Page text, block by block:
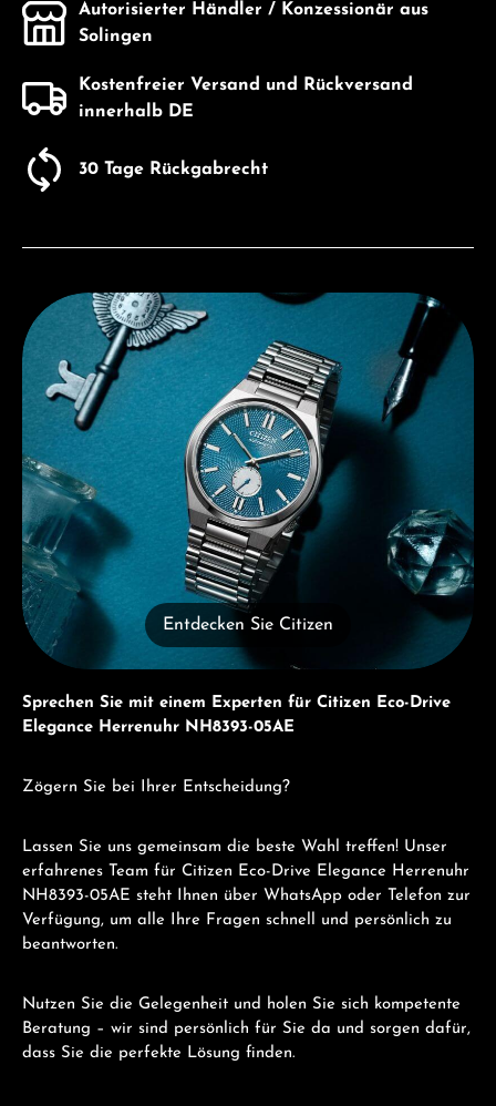
Autorisierter Händler / Konzessionär aus
Solingen
Kostenfreier Versand und Rückversand
innerhalb DE
30 Tage Rückgabrecht
Entdecken Sie Citizen
Entdecken Sie Citizen
Sprechen Sie mit einem Experten für Citizen Eco-Drive
Elegance Herrenuhr NH8393-05AE
Zögern Sie bei Ihrer Entscheidung?
Lassen Sie uns gemeinsam die beste Wahl treffen! Unser
erfahrenes Team für Citizen Eco-Drive Elegance Herrenuhr
NH8393-05AE steht Ihnen über WhatsApp oder Telefon zur
Verfügung, um alle Ihre Fragen schnell und persönlich zu
beantworten.
Nutzen Sie die Gelegenheit und holen Sie sich kompetente
Beratung – wir sind persönlich für Sie da und sorgen dafür,
dass Sie die perfekte Lösung finden.